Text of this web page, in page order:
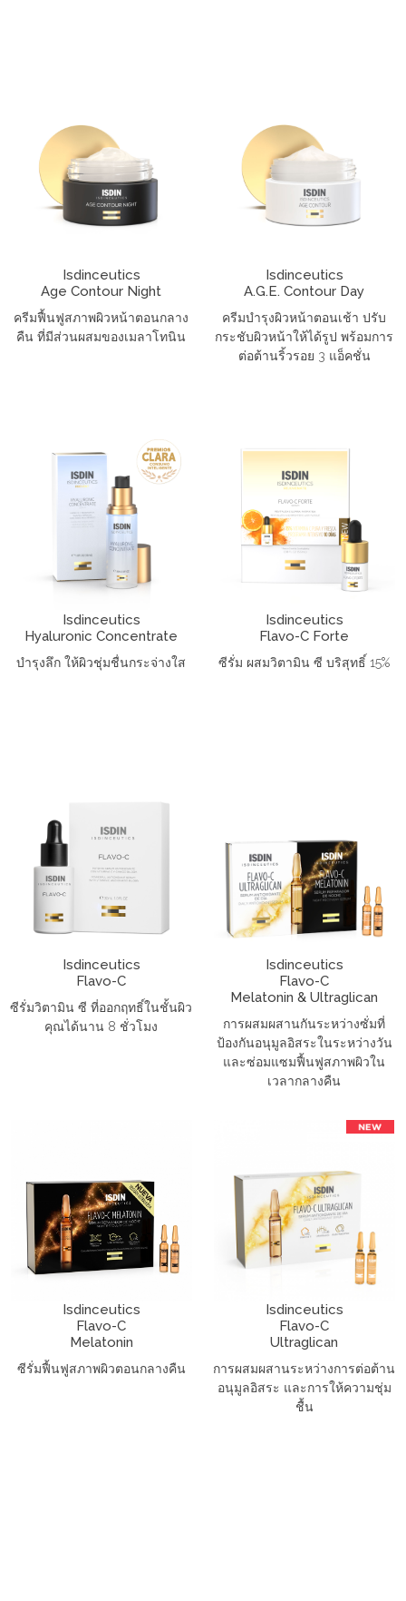
Isdinceutics
Age Contour Night
ครีมฟื้นฟูสภาพผิวหน้าตอนกลาง
คืน ที่มีส่วนผสมของเมลาโทนิน
Isdinceutics
A.G.E. Contour Day
ครีมบำรุงผิวหน้าตอนเช้า ปรับ
กระชับผิวหน้าให้ได้รูป พร้อมการ
ต่อต้านริ้วรอย 3 แอ็คชั่น
Isdinceutics
Hyaluronic Concentrate
บำรุงลึก ให้ผิวชุ่มชื่นกระจ่างใส
Isdinceutics
Flavo-C Forte
ซีรั่ม ผสมวิตามิน ซี บริสุทธิ์ 15%
Isdinceutics
Flavo-C
ซีรั่มวิตามิน ซี ที่ออกฤทธิ์ในชั้นผิว
คุณได้นาน 8 ชั่วโมง
Isdinceutics
Flavo-C
Melatonin & Ultraglican
การผสมผสานกันระหว่างซั่มที่
ป้องกันอนุมูลอิสระในระหว่างวัน
และซ่อมแซมฟื้นฟูสภาพผิวใน
เวลากลางคืน
Isdinceutics
Flavo-C
Melatonin
ซีรั่มฟื้นฟูสภาพผิวตอนกลางคืน
Isdinceutics
Flavo-C
Ultraglican
การผสมผสานระหว่างการต่อต้าน
อนุมูลอิสระ และการให้ความชุ่ม
ชื้น